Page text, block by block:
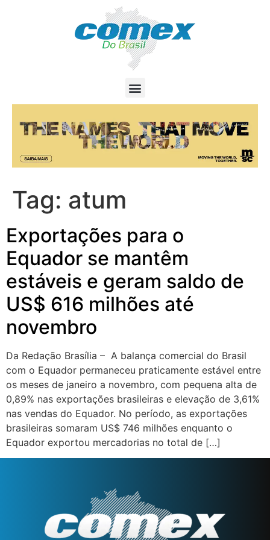
Tag: atum
Exportações para o
Equador se mantêm
estáveis e geram saldo de
US$ 616 milhões até
novembro
Da Redação Brasília – A balança comercial do Brasil
com o Equador permaneceu praticamente estável entre
os meses de janeiro a novembro, com pequena alta de
0,89% nas exportações brasileiras e elevação de 3,61%
nas vendas do Equador. No período, as exportações
brasileiras somaram US$ 746 milhões enquanto o
Equador exportou mercadorias no total de […]